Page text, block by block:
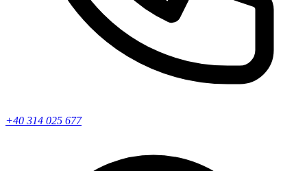
+40 314 025 677